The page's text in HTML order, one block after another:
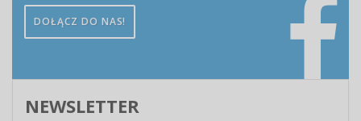
DOŁĄCZ DO NAS!
NEWSLETTER